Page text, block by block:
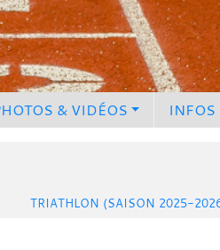
& VIDÉOS INFOS
TRIATHLON (SAISON 2025-